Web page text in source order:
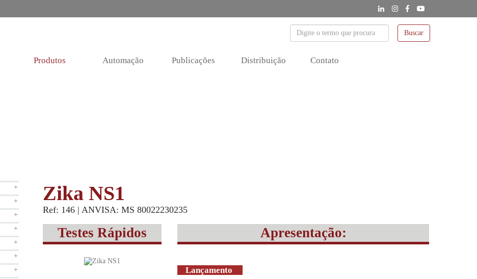
Buscar
Produtos Automação Publicações Distribuição Contato
+
+
+
+
+
+
+
Zika NS1
Ref: 146 | ANVISA: MS 80022230235
Testes Rápidos Apresentação:
Lançamento